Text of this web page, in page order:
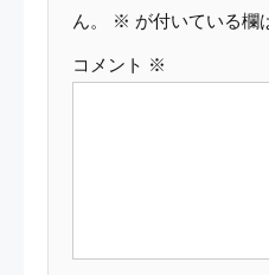
ー
シ
ん。
※ が付いている欄
コメント ※